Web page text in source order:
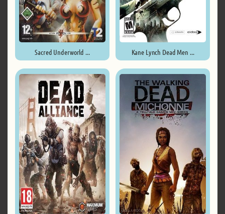
Sacred Underworld ... Kane Lynch Dead Men ...